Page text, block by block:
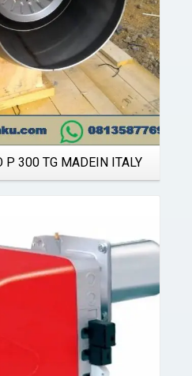
P 300 TG MADEIN ITALY
Details